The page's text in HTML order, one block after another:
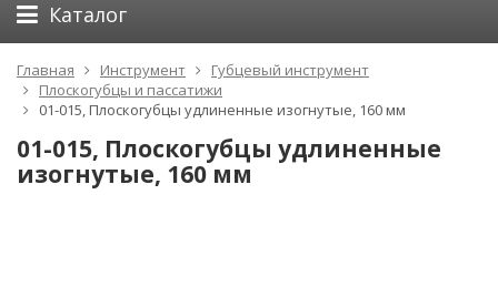
Каталог
Главная Инструмент
Губцевый инструмент
Плоскогубцы и пассатижи
01-015, Плоскогубцы удлиненные изогнутые, 160 мм
01-015, Плоскогубцы удлиненные
изогнутые, 160 мм